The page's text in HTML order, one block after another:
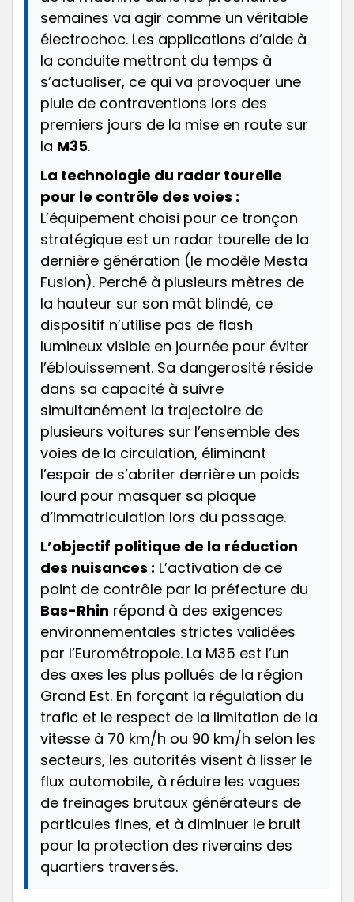
semaines va agir comme un véritable
électrochoc. Les applications d’aide à
la conduite mettront du temps à
s’actualiser, ce qui va provoquer une
pluie de contraventions lors des
premiers jours de la mise en route sur
la M35.
La technologie du radar tourelle
pour le contrôle des voies :
L’équipement choisi pour ce tronçon
stratégique est un radar tourelle de la
dernière génération (le modèle Mesta
Fusion). Perché à plusieurs mètres de
la hauteur sur son mât blindé, ce
dispositif n’utilise pas de flash
lumineux visible en journée pour éviter
l’éblouissement. Sa dangerosité réside
dans sa capacité à suivre
simultanément la trajectoire de
plusieurs voitures sur l’ensemble des
voies de la circulation, éliminant
l’espoir de s’abriter derrière un poids
lourd pour masquer sa plaque
d’immatriculation lors du passage.
L’objectif politique de la réduction
des nuisances : L’activation de ce
point de contrôle par la préfecture du
Bas-Rhin répond à des exigences
environnementales strictes validées
par l’Eurométropole. La M35 est l’un
des axes les plus pollués de la région
Grand Est. En forçant la régulation du
trafic et le respect de la limitation de la
vitesse à 70 km/h ou 90 km/h selon les
secteurs, les autorités visent à lisser le
flux automobile, à réduire les vagues
de freinages brutaux générateurs de
particules fines, et à diminuer le bruit
pour la protection des riverains des
quartiers traversés.